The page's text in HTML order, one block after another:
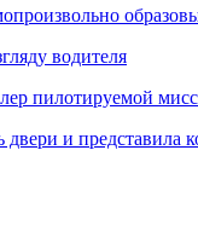
водителя
пилотируемой
двери и